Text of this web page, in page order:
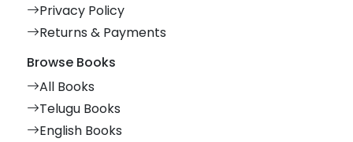
Privacy Policy
Returns & Payments
Browse Books
All Books
Telugu Books
English Books